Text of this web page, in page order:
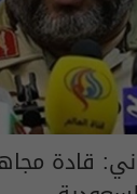
قادة